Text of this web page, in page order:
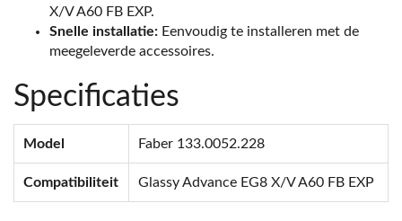
X/V A60 FB EXP.
Snelle installatie: Eenvoudig te installeren met de
meegeleverde accessoires.
Specificaties
Model Faber 133.0052.228
Compatibiliteit Glassy Advance EG8 X/V A60 FB EXP